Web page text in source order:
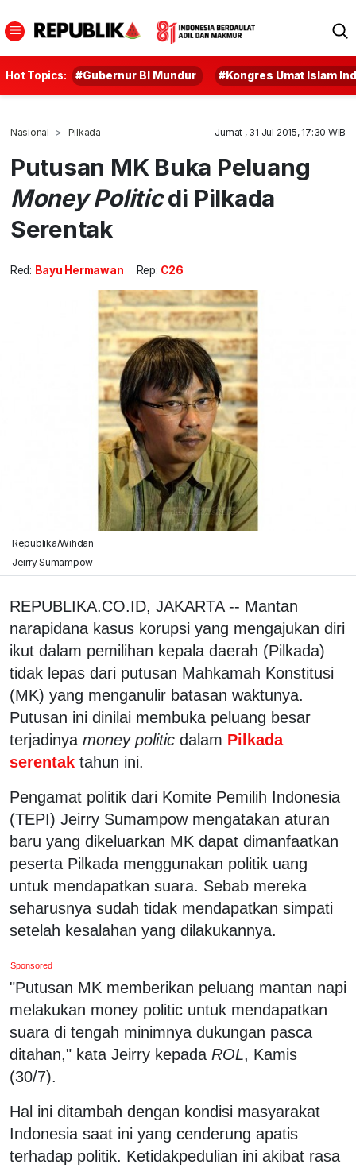
Hot Topics: #Gubernur BI Mundur #Kongres Umat Islam
Nasional Pilkada Jumat , 31 Jul 2015, 17:30 WIB
Putusan MK Buka Peluang
Money Politicdi Pilkada
Serentak
Red: Bayu Hermawan Rep: C26
Republika/Wihdan
Jeirry Sumampow
REPUBLIKA.CO.ID, JAKARTA -- Mantan
narapidana kasus korupsi yang mengajukan diri
ikut dalam pemilihan kepala daerah (Pilkada)
tidak lepas dari putusan Mahkamah Konstitusi
(MK) yang menganulir batasan waktunya.
Putusan ini dinilai membuka peluang besar
terjadinya money politic dalam Pilkada
serentak tahun ini.
Pengamat politik dari Komite Pemilih Indonesia
(TEPI) Jeirry Sumampow mengatakan aturan
baru yang dikeluarkan MK dapat dimanfaatkan
peserta Pilkada menggunakan politik uang
untuk mendapatkan suara. Sebab mereka
seharusnya sudah tidak mendapatkan simpati
setelah kesalahan yang dilakukannya.
Sponsored
"Putusan MK memberikan peluang mantan napi
melakukan money politic untuk mendapatkan
suara di tengah minimnya dukungan pasca
ditahan," kata Jeirry kepada ROL, Kamis
(30/7).
Hal ini ditambah dengan kondisi masyarakat
Indonesia saat ini yang cenderung apatis
terhadap politik. Ketidakpedulian ini akibat rasa